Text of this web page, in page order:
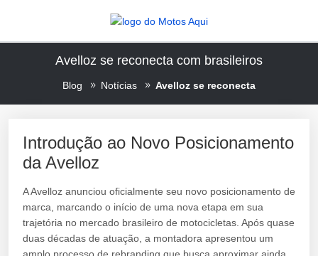
Avelloz se reconecta com brasileiros
Blog Notícias Avelloz se reconecta
Introdução ao Novo Posicionamento
da Avelloz
A Avelloz anunciou oficialmente seu novo posicionamento de
marca, marcando o início de uma nova etapa em sua
trajetória no mercado brasileiro de motocicletas. Após quase
duas décadas de atuação, a montadora apresentou um